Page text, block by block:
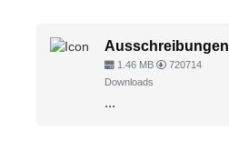
Ausschreibungen
1.46 MB
720714
Downloads
...